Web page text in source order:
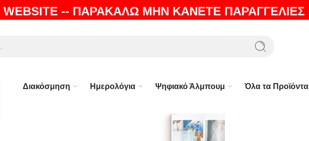
WEBSITE -- ΠΑΡΑΚΑΛΩ ΜΗΝ ΚΑΝΕΤΕ ΠΑΡΑΓΓΕΛΙΕΣ
| 100% ΕΓΓΥΗΣΗ
Διακόσμηση Ημερολόγια Ψηφιακό Άλμπουμ Όλα τα Προϊόντα